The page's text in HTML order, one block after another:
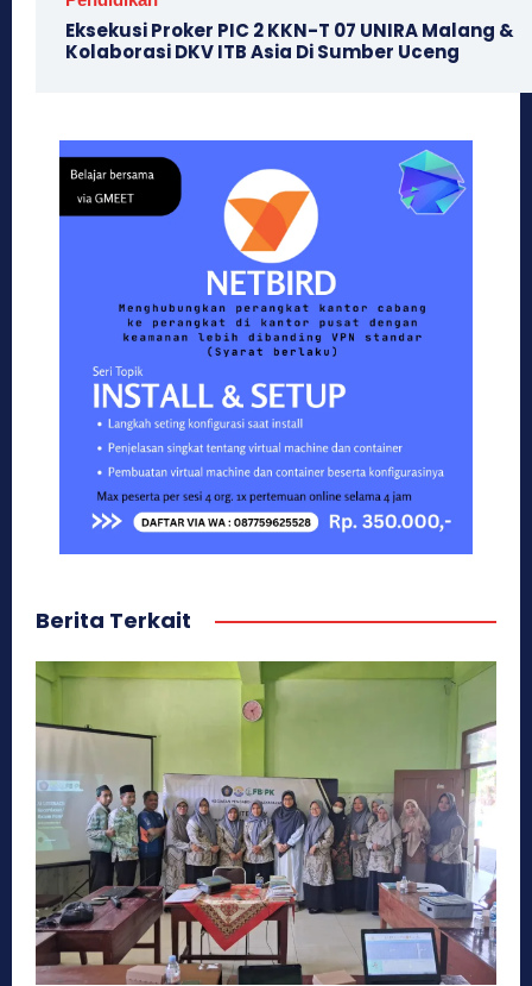
Eksekusi Proker PIC 2 KKN-T 07 UNIRA Malang &
Kolaborasi DKV ITB Asia Di Sumber Uceng
Berita Terkait